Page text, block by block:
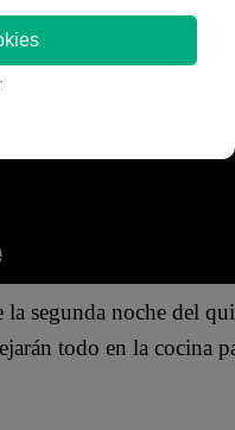
su alegría por
muy lindos
la segunda noche del
todo en la cocina